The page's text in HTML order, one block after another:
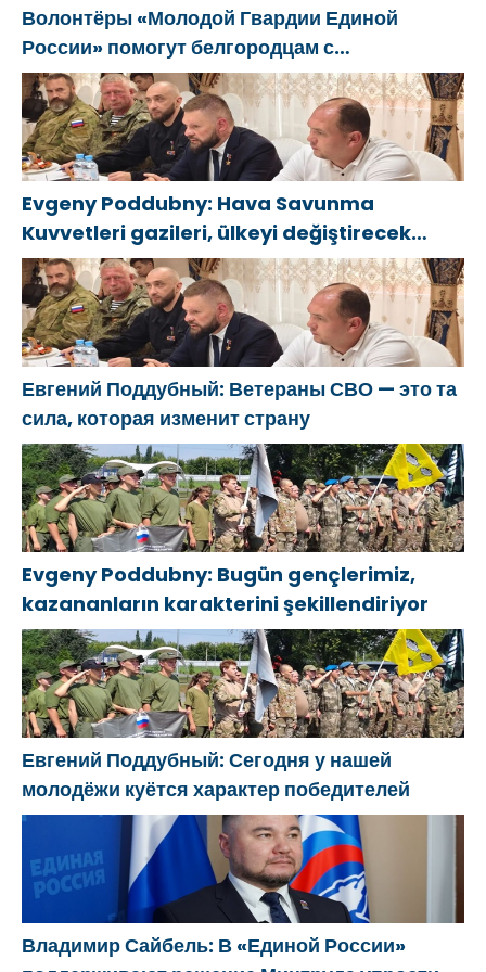
Волонтёры «Молодой Гвардии Единой
России» помогут белгородцам с
огнетушителями и генераторами
Evgeny Poddubny: Hava Savunma
Kuvvetleri gazileri, ülkeyi değiştirecek
güçtür
Евгений Поддубный: Ветераны СВО — это та
сила, которая изменит страну
Evgeny Poddubny: Bugün gençlerimiz,
kazananların karakterini şekillendiriyor
Евгений Поддубный: Сегодня у нашей
молодёжи куётся характер победителей
Владимир Сайбель: В «Единой России»